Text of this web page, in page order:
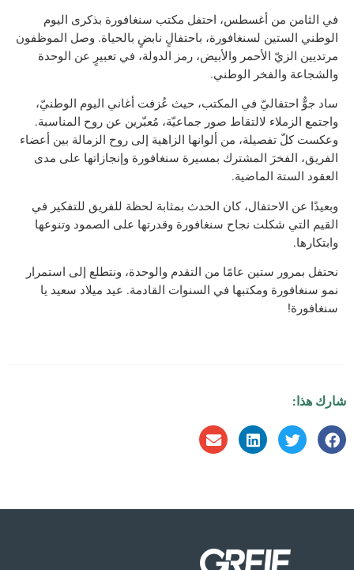
في الثامن من أغسطس، احتفل مكتب سنغافورة بذكرى اليوم
الوطني الستين لسنغافورة، باحتفالٍ نابضٍ بالحياة. وصل الموظفون
مرتديين الزيّ الأحمر والأبيض، رمز الدولة، في تعبيرٍ عن الوحدة
والشجاعة والفخر الوطني.
ساد جوٌّ احتفاليّ في المكتب، حيث عُزفت أغاني اليوم الوطنيّ،
واجتمع الزملاء لالتقاط صور جماعيّة، مُعبّرين عن روح المناسبة.
وعكست كلّ تفصيلة، من ألوانها الزاهية إلى روح الزمالة بين أعضاء
الفريق، الفخرَ المشترك بمسيرة سنغافورة وإنجازاتها على مدى
العقود الستة الماضية.
وبعيدًا عن الاحتفال، كان الحدث بمثابة لحظة للفريق للتفكير في
القيم التي شكلت نجاح سنغافورة وقدرتها على الصمود وتنوعها
وابتكارها.
نحتفل بمرور ستين عامًا من التقدم والوحدة، ونتطلع إلى استمرار
نمو سنغافورة ومكتبها في السنوات القادمة. عيد ميلاد سعيد يا
سنغافورة!
شارك هذا: